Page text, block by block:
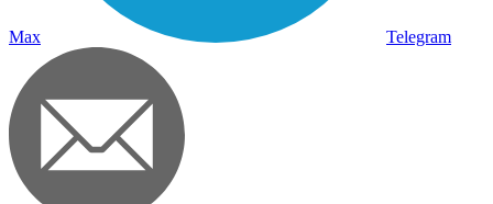
Max Telegram